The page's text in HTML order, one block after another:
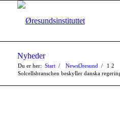
Nyheder
Du er her: Start 1
/ NewsØresund 2
/
Solcellsbranschen beskyller danska